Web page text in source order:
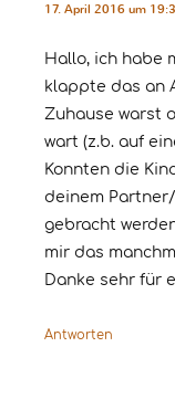
17. April 2016 um
Hallo, ich habe
klappte das an
Zuhause warst
wart (z.b. auf
Konnten die
deinem
gebracht
mir das
Danke sehr für
Antworten